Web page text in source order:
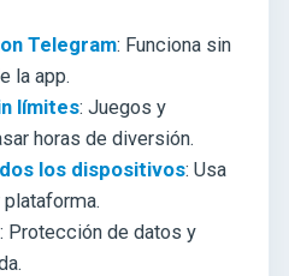
Telegram: Funciona sin
la app.
límites: Juegos y
horas de diversión.
los dispositivos: Usa
: Protección de datos y